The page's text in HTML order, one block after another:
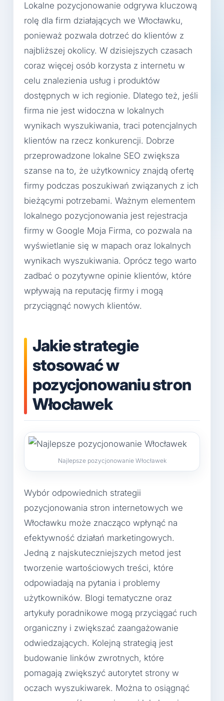
Lokalne pozycjonowanie odgrywa kluczową
rolę dla firm działających we Włocławku,
ponieważ pozwala dotrzeć do klientów z
najbliższej okolicy. W dzisiejszych czasach
coraz więcej osób korzysta z internetu w
celu znalezienia usług i produktów
dostępnych w ich regionie. Dlatego też, jeśli
firma nie jest widoczna w lokalnych
wynikach wyszukiwania, traci potencjalnych
klientów na rzecz konkurencji. Dobrze
przeprowadzone lokalne SEO zwiększa
szanse na to, że użytkownicy znajdą ofertę
firmy podczas poszukiwań związanych z ich
bieżącymi potrzebami. Ważnym elementem
lokalnego pozycjonowania jest rejestracja
firmy w Google Moja Firma, co pozwala na
wyświetlanie się w mapach oraz lokalnych
wynikach wyszukiwania. Oprócz tego warto
zadbać o pozytywne opinie klientów, które
wpływają na reputację firmy i mogą
przyciągnąć nowych klientów.
Jakie strategie
stosować w
pozycjonowaniu stron
Włocławek
Najlepsze pozycjonowanie Włocławek
Wybór odpowiednich strategii
pozycjonowania stron internetowych we
Włocławku może znacząco wpłynąć na
efektywność działań marketingowych.
Jedną z najskuteczniejszych metod jest
tworzenie wartościowych treści, które
odpowiadają na pytania i problemy
użytkowników. Blogi tematyczne oraz
artykuły poradnikowe mogą przyciągać ruch
organiczny i zwiększać zaangażowanie
odwiedzających. Kolejną strategią jest
budowanie linków zwrotnych, które
pomagają zwiększyć autorytet strony w
oczach wyszukiwarek. Można to osiągnąć